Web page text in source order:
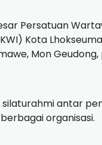
Persatuan
Kota
Mon Geudong,
antar
organisasi.